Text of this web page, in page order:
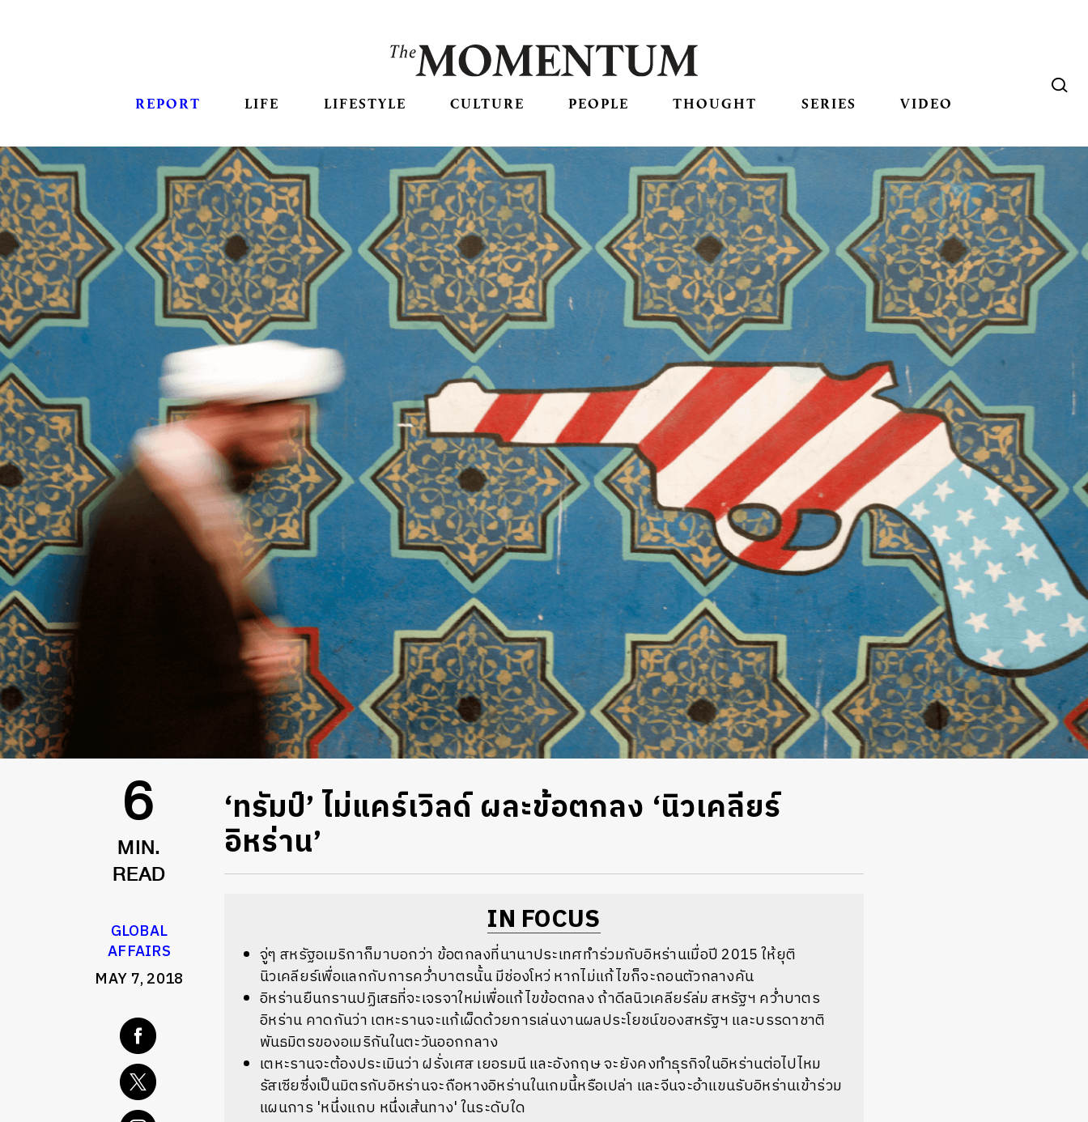
REPORT LIFE LIFESTYLE CULTURE PEOPLE THOUGHT SERIES VIDEO
6
MIN.
READ
GLOBAL
AFFAIRS
MAY 7, 2018
‘ทรัมป์’ ไม่แคร์เวิลด์ ผละข้อตกลง ‘นิวเคลียร์
อิหร่าน’
IN FOCUS
จู่ๆ สหรัฐอเมริกาก็มาบอกว่า ข้อตกลงที่นานาประเทศทำร่วมกับอิหร่านเมื่อปี 2015 ให้ยุติ
นิวเคลียร์เพื่อแลกกับการคว่ำบาตรนั้น มีช่องโหว่ หากไม่แก้ไขก็จะถอนตัวกลางคัน
อิหร่านยืนกรานปฏิเสธที่จะเจรจาใหม่เพื่อแก้ไขข้อตกลง ถ้าดีลนิวเคลียร์ล่ม สหรัฐฯ คว่ำบาตร
อิหร่าน คาดกันว่า เตหะรานจะแก้เผ็ดด้วยการเล่นงานผลประโยชน์ของสหรัฐฯ และบรรดาชาติ
พันธมิตรของอเมริกันในตะวันออกกลาง
เตหะรานจะต้องประเมินว่า ฝรั่งเศส เยอรมนี และอังกฤษ จะยังคงทำธุรกิจในอิหร่านต่อไปไหม
รัสเซียซึ่งเป็นมิตรกับอิหร่านจะถือหางอิหร่านในเกมนี้หรือเปล่า และจีนจะอ้าแขนรับอิหร่านเข้าร่วม
แผนการ 'หนึ่งแถบ หนึ่งเส้นทาง' ในระดับใด